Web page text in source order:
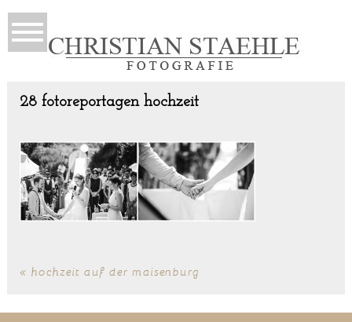
28 fotoreportagen hochzeit
« hochzeit auf der maisenburg